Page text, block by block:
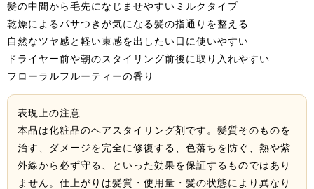
髪の中間から毛先になじませやすいミルクタイプ
乾燥によるパサつきが気になる髪の指通りを整える
自然なツヤ感と軽い束感を出したい日に使いやすい
ドライヤー前や朝のスタイリング前後に取り入れやすい
フローラルフルーティーの香り
表現上の注意
本品は化粧品のヘアスタイリング剤です。髪質そのものを
治す、ダメージを完全に修復する、色落ちを防ぐ、熱や紫
外線から必ず守る、といった効果を保証するものではあり
ません。仕上がりは髪質・使用量・髪の状態により異なり